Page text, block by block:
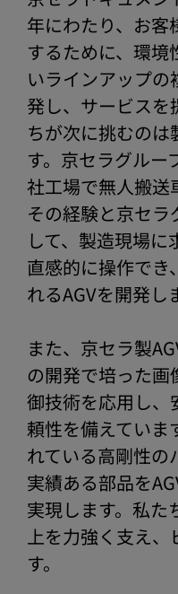
年にわたり、お客
するために、環
いラインアップ
発し、サービスを
ちが次に挑むの
す。京セラグルー
社工場で無人搬送
その経験と京セ
して、製造現場
直感的に操作でき
れるAGVを開発し
また、京セラ製
の開発で培った画
御技術を応用し、
頼性を備えていま
れている高剛性の
実績ある部品を
実現します。私た
上を力強く支え、
す。